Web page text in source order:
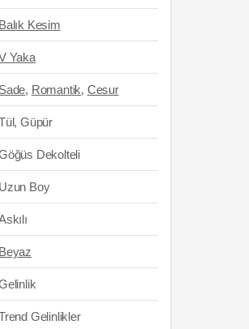
Balık Kesim
Yaka
Sade, Romantik, Cesur
Güpür
Dekolteli
Uzun Boy
Beyaz
Gelinlikler